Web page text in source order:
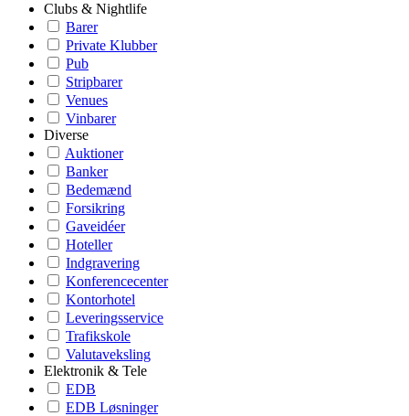
Clubs & Nightlife
Barer
Private Klubber
Pub
Stripbarer
Venues
Vinbarer
Diverse
Auktioner
Banker
Bedemænd
Forsikring
Gaveidéer
Hoteller
Indgravering
Konferencecenter
Kontorhotel
Leveringsservice
Trafikskole
Valutaveksling
Elektronik & Tele
EDB
EDB Løsninger